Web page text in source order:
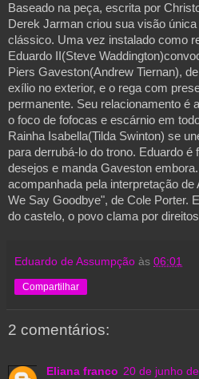
Baseado na peça, escrita por
Derek Jarman criou sua visão
clássico. Uma vez instalado como
Eduardo II(Steve
Piers Gaveston(Andrew Tiernan),
exílio no exterior, e o rega com
permanente. Seu relacionamento é
o foco de fofocas e escárnio em
Rainha Isabella(Tilda Swinton) se
para derrubá-lo do trono. Eduardo
desejos e manda Gaveston
acompanhada pela interpretação
We Say Goodbye", de Cole Porter.
do castelo, o povo clama por
Eduardo de Assumpção às 06:01
Compartilhar
2 comentários:
Eliana franco 20 de junho